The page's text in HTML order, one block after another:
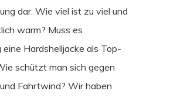
dar. Wie viel ist zu viel und
warm? Muss es
Hardshelljacke als Top-
schützt man sich gegen
Fahrtwind? Wir haben